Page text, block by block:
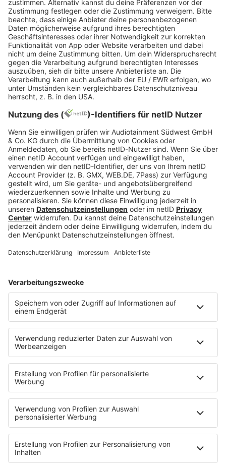
Probearbeiten Bezahlungfast automatisch auf.
Sobald dein Probetag praktisch wie Arbeit
aussieht, liegt die Frage nahe, ob dir mindestens
der gesetzliche Mindestlohn zusteht.
Die entscheidende Weiche bleibt dieselbe: Liegt
bloßes Kennenlernen vor oder ein echtes
Arbeitsverhältnis auf Probe? Bei echter
Arbeitsleistung wird das Thema Mindestlohn
relevant. Wer arbeitet, soll bezahlt werden. Wer
nur kurz reinschnuppert und nicht produktiv
eingesetzt wird, befindet sich eher außerhalb
dieser Logik.
Wichtig für dich: Nicht jede Arbeitgeberaussage
hat rechtlich Gewicht. „Wir zahlen beim
Probearbeiten grundsätzlich nichts“ klingt klar,
tatsächliche Durchführung auf Mitarbeit und
dem Betrieb nur begrenzt.
Bei Praktika wirkt die Lage teils anders. Wenn du
den Unterschied zwischen Pflichtpraktikum,
freiwilligem Praktikum und Vergütung besser
verstehen willst, schau dirden bigKARRIERE-
Ratgeber zum Pflichtpraktikum-Gehalt
Parallelen helfen, weil auch dort stark nach Art
und Zweck der Tätigkeit unterschieden wird.
So fragst du nach
Bezahlung, ohne peinlich
zu wirken